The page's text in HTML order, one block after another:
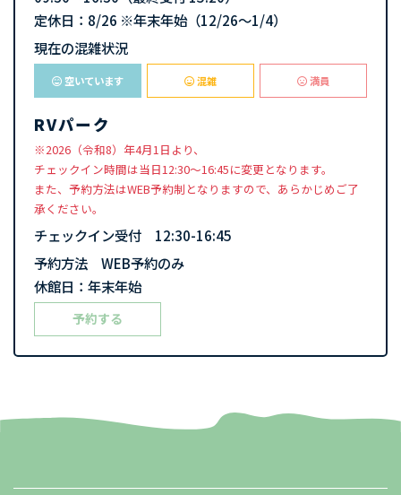
定休日：8/26 ※年末年始（12/26～1/4）
現在の混雑状況
空いています 混雑 満員
RVパーク
※2026（令和8）年4月1日より、
チェックイン時間は当日12:30〜16:45に変更となります。
また、予約方法はWEB予約制となりますので、あらかじめご了
承ください。
チェックイン受付 12:30-16:45
予約方法 WEB予約のみ
休館日：年末年始
予約する